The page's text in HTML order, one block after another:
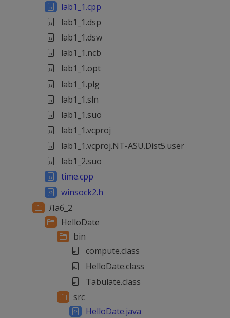
lab1_1.cpp
lab1_1.dsp
lab1_1.dsw
lab1_1.ncb
lab1_1.opt
lab1_1.plg
lab1_1.sln
lab1_1.suo
lab1_1.vcproj
lab1_1.vcproj.NT-ASU.Dist5.user
lab1_2.suo
time.cpp
winsock2.h
Лаб_2
HelloDate
bin
compute.class
HelloDate.class
Tabulate.class
src
HelloDate.java